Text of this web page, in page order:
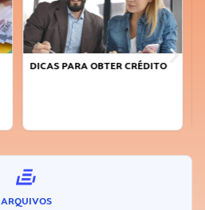
FAÇA A DIFERENÇA: SEJA
ARQUIVOS